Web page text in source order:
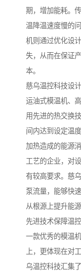
期，增加能耗。
温降温速度慢的
机则通过优化设
失，从而在保证
本。
慈乌温控科技设
运油式模温机、
用先进的热交换
间内达到设定温
加热造成的能源
工艺的企业，对
有较高要求。慈
泵流量，能够快
从根源上提升能
先进技术保障温
一款优秀的模温
上，更体现在对
乌温控科技汇集